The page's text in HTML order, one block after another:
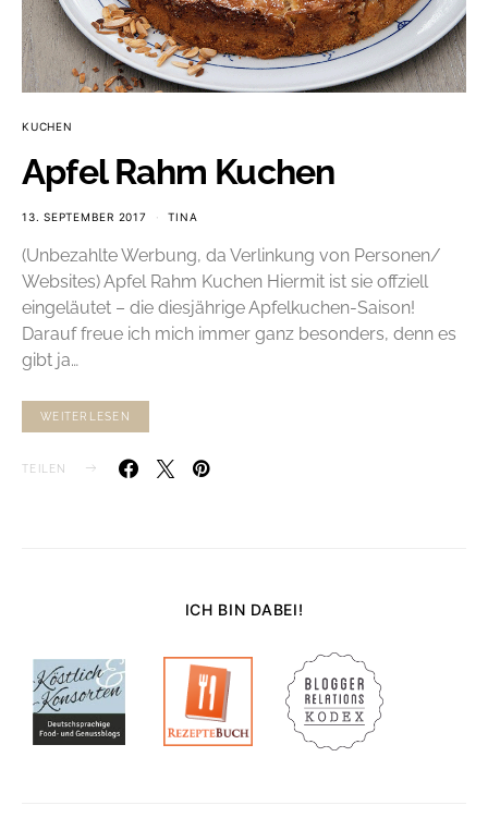
KUCHEN
Apfel Rahm Kuchen
13. SEPTEMBER 2017 TINA
(Unbezahlte Werbung, da Verlinkung von Personen/
Websites) Apfel Rahm Kuchen Hiermit ist sie offziell
eingeläutet – die diesjährige Apfelkuchen-Saison!
Darauf freue ich mich immer ganz besonders, denn es
gibt ja…
WEITERLESEN
TEILEN
ICH BIN DABEI!